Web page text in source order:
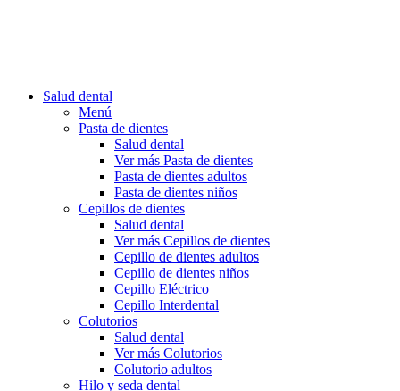
Salud dental
Menú
Pasta de dientes
Salud dental
Ver más Pasta de dientes
Pasta de dientes adultos
Pasta de dientes niños
Cepillos de dientes
Salud dental
Ver más Cepillos de dientes
Cepillo de dientes adultos
Cepillo de dientes niños
Cepillo Eléctrico
Cepillo Interdental
Colutorios
Salud dental
Ver más Colutorios
Colutorio adultos
Hilo y seda dental